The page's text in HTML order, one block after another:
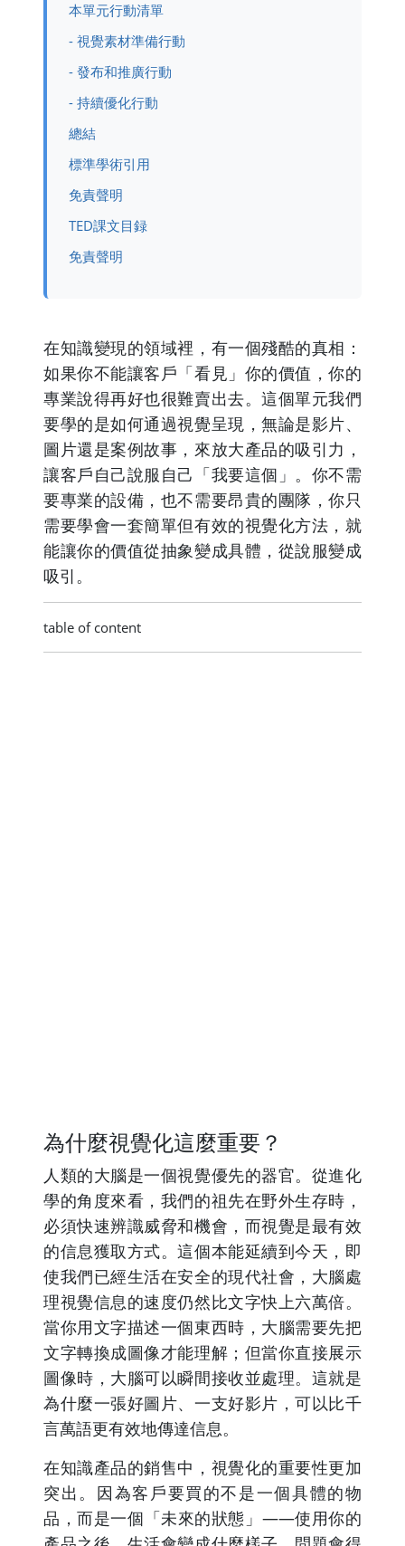
本單元行動清單
- 視覺素材準備行動
- 發布和推廣行動
- 持續優化行動
總結
標準學術引用
免責聲明
TED課文目録
免責聲明
在知識變現的領域裡，有一個殘酷的真相：
如果你不能讓客戶「看見」你的價值，你的
專業說得再好也很難賣出去。這個單元我們
要學的是如何通過視覺呈現，無論是影片、
圖片還是案例故事，來放大產品的吸引力，
讓客戶自己說服自己「我要這個」。你不需
要專業的設備，也不需要昂貴的團隊，你只
需要學會一套簡單但有效的視覺化方法，就
能讓你的價值從抽象變成具體，從說服變成
吸引。
table of content
為什麼視覺化這麼重要？
人類的大腦是一個視覺優先的器官。從進化
學的角度來看，我們的祖先在野外生存時，
必須快速辨識威脅和機會，而視覺是最有效
的信息獲取方式。這個本能延續到今天，即
使我們已經生活在安全的現代社會，大腦處
理視覺信息的速度仍然比文字快上六萬倍。
當你用文字描述一個東西時，大腦需要先把
文字轉換成圖像才能理解；但當你直接展示
圖像時，大腦可以瞬間接收並處理。這就是
為什麼一張好圖片、一支好影片，可以比千
言萬語更有效地傳達信息。
在知識產品的銷售中，視覺化的重要性更加
突出。因為客戶要買的不是一個具體的物
品，而是一個「未來的狀態」——使用你的